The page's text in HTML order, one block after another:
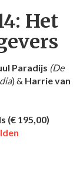
Het
Paradijs (De
) & Harrie van
(€ 195,00)